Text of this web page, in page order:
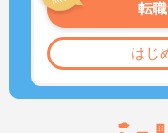
転
はじ